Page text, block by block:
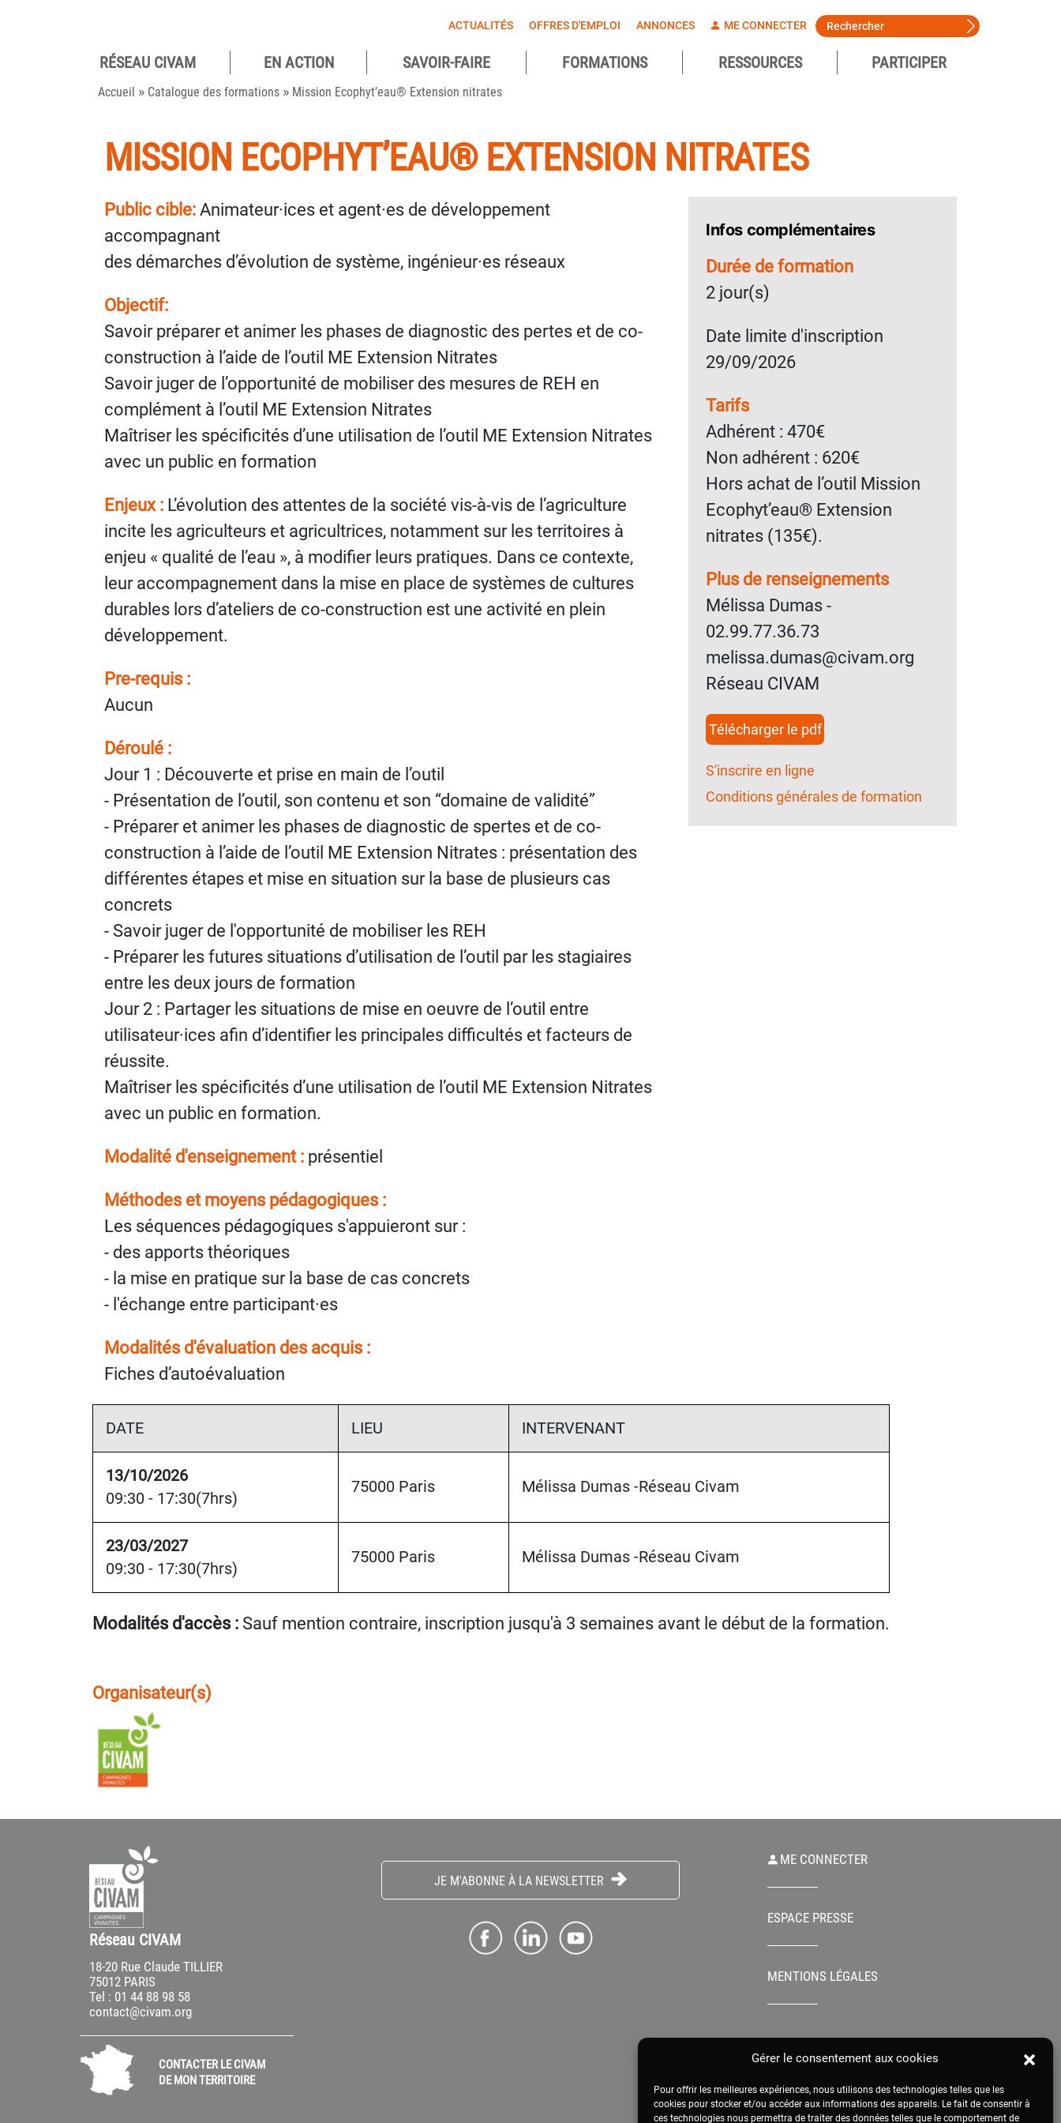
Gérer le consentement aux cookies
Pour offrir les meilleures expériences, nous utilisons des technologies telles que les
cookies pour stocker et/ou accéder aux informations des appareils. Le fait de consentir à
ces technologies nous permettra de traiter des données telles que le comportement de
ACTUALITÉS OFFRES D'EMPLOI ANNONCES ME CONNECTER
Pour des
campagnes
vivantes
RÉSEAU CIVAM EN ACTION SAVOIR-FAIRE FORMATIONS RESSOURCES PARTICIPER
Accueil » Catalogue des formations » Mission Ecophyt’eau® Extension nitrates
MISSION ECOPHYT’EAU® EXTENSION NITRATES
Public cible: Animateur·ices et agent·es de développement
accompagnant
des démarches d’évolution de système, ingénieur·es réseaux
Objectif:
Savoir préparer et animer les phases de diagnostic des pertes et de co-
construction à l’aide de l’outil ME Extension Nitrates
Savoir juger de l’opportunité de mobiliser des mesures de REH en
complément à l’outil ME Extension Nitrates
Maîtriser les spécificités d’une utilisation de l’outil ME Extension Nitrates
avec un public en formation
Enjeux : L’évolution des attentes de la société vis-à-vis de l’agriculture
incite les agriculteurs et agricultrices, notamment sur les territoires à
enjeu « qualité de l’eau », à modifier leurs pratiques. Dans ce contexte,
leur accompagnement dans la mise en place de systèmes de cultures
durables lors d’ateliers de co-construction est une activité en plein
développement.
Pre-requis :
Aucun
Déroulé :
Jour 1 : Découverte et prise en main de l’outil
- Présentation de l’outil, son contenu et son “domaine de validité”
- Préparer et animer les phases de diagnostic de spertes et de co-
construction à l’aide de l’outil ME Extension Nitrates : présentation des
différentes étapes et mise en situation sur la base de plusieurs cas
concrets
- Savoir juger de l'opportunité de mobiliser les REH
- Préparer les futures situations d’utilisation de l’outil par les stagiaires
entre les deux jours de formation
Jour 2 : Partager les situations de mise en oeuvre de l’outil entre
utilisateur·ices afin d’identifier les principales difficultés et facteurs de
réussite.
Maîtriser les spécificités d’une utilisation de l’outil ME Extension Nitrates
avec un public en formation.
Modalité d'enseignement : présentiel
Méthodes et moyens pédagogiques :
Les séquences pédagogiques s'appuieront sur :
- des apports théoriques
- la mise en pratique sur la base de cas concrets
- l'échange entre participant·es
Modalités d'évaluation des acquis :
Fiches d’autoévaluation
Infos complémentaires
Durée de formation
2 jour(s)
Date limite d'inscription
29/09/2026
Tarifs
Adhérent : 470€
Non adhérent : 620€
Hors achat de l’outil Mission
Ecophyt’eau® Extension
nitrates (135€).
Plus de renseignements
Mélissa Dumas -
02.99.77.36.73
melissa.dumas@civam.org
Réseau CIVAM
Télécharger le pdf
S'inscrire en ligne
Conditions générales de formation
DATE LIEU INTERVENANT
13/10/2026
09:30 - 17:30(7hrs)
75000 Paris Mélissa Dumas -Réseau Civam
23/03/2027
09:30 - 17:30(7hrs)
75000 Paris Mélissa Dumas -Réseau Civam
Modalités d'accès : Sauf mention contraire, inscription jusqu'à 3 semaines avant le début de la formation.
Organisateur(s)
Réseau CIVAM
18-20 Rue Claude TILLIER
75012 PARIS
Tel : 01 44 88 98 58
contact@civam.org
CONTACTER LE CIVAM
DE MON TERRITOIRE
JE M'ABONNE À LA NEWSLETTER
ME CONNECTER
ESPACE PRESSE
MENTIONS LÉGALES